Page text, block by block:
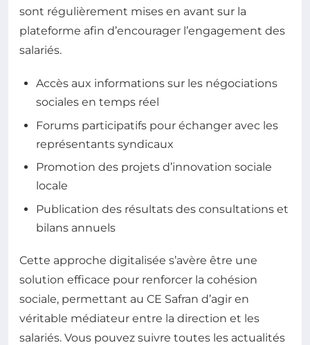
sont régulièrement mises en avant sur la
plateforme afin d’encourager l’engagement des
salariés.
Accès aux informations sur les négociations
sociales en temps réel
Forums participatifs pour échanger avec les
représentants syndicaux
Promotion des projets d’innovation sociale
locale
Publication des résultats des consultations et
bilans annuels
Cette approche digitalisée s’avère être une
solution efficace pour renforcer la cohésion
sociale, permettant au CE Safran d’agir en
véritable médiateur entre la direction et les
salariés. Vous pouvez suivre toutes les actualités